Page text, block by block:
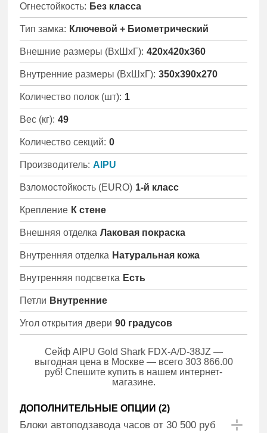
Огнестойкость: Без класса
Тип замка: Ключевой + Биометрический
Внешние размеры (ВхШхГ): 420x420x360
Внутренние размеры (ВхШхГ): 350x390x270
Количество полок (шт): 1
Вес (кг): 49
Количество секций: 0
Производитель: AIPU
Взломостойкость (EURO) 1-й класс
Крепление К стене
Внешняя отделка Лаковая покраска
Внутренняя отделка Натуральная кожа
Внутренняя подсветка Есть
Петли Внутренние
Угол открытия двери 90 градусов
Сейф AIPU Gold Shark FDX-A/D-38JZ —
выгодная цена в Москве — всего 303 866.00
руб! Спешите купить в нашем интернет-
магазине.
ДОПОЛНИТЕЛЬНЫЕ ОПЦИИ (2)
Блоки автоподзавода часов от 30 500 руб